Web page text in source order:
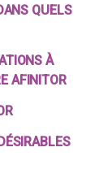
QUELS
À
AFINITOR